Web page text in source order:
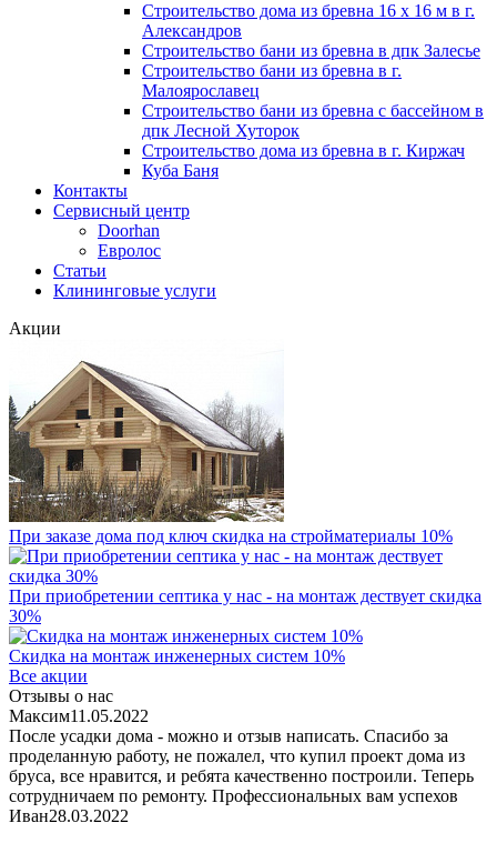
Строительство дома из бревна 16 х 16 м в г.
Александров
Строительство бани из бревна в дпк Залесье
Строительство бани из бревна в г.
Малоярославец
Строительство бани из бревна с бассейном в
дпк Лесной Хуторок
Строительство дома из бревна в г. Киржач
Куба Баня
Контакты
Сервисный центр
Doorhan
Евролос
Статьи
Клининговые услуги
Акции
При заказе дома под ключ скидка на стройматериалы 10%
При приобретении септика у нас - на монтаж дествует скидка
30%
Скидка на монтаж инженерных систем 10%
Все акции
Отзывы о нас
Максим11.05.2022
После усадки дома - можно и отзыв написать. Спасибо за
проделанную работу, не пожалел, что купил проект дома из
бруса, все нравится, и ребята качественно построили. Теперь
сотрудничаем по ремонту. Профессиональных вам успехов
Иван28.03.2022